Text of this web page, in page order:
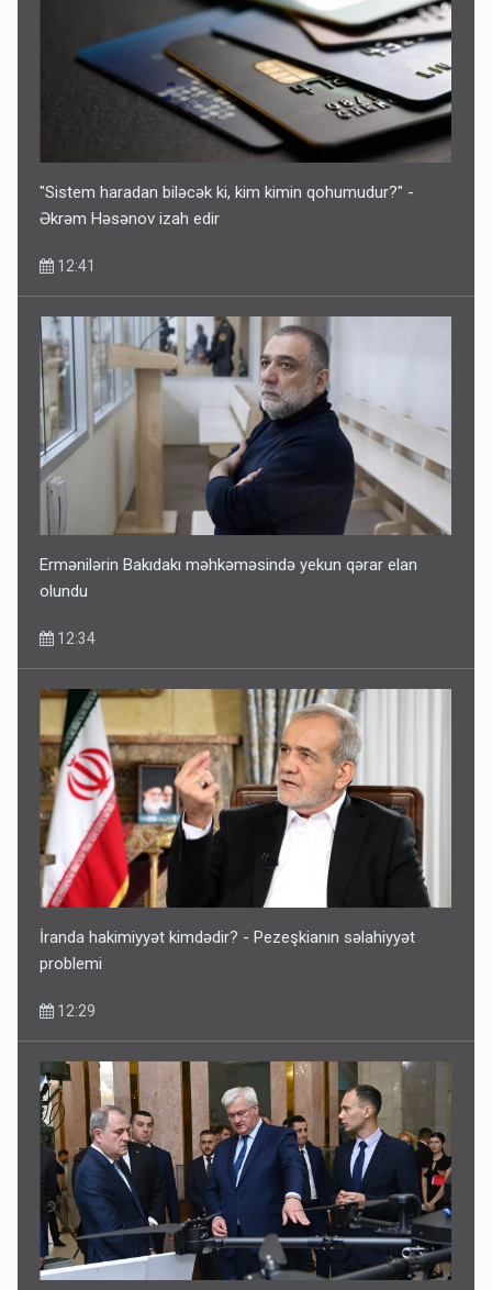
"Sistem haradan biləcək ki, kim kimin qohumudur?" -
Əkrəm Həsənov izah edir
12:41
Ermənilərin Bakıdakı məhkəməsində yekun qərar elan
olundu
12:34
İranda hakimiyyət kimdədir? - Pezeşkianın səlahiyyət
problemi
12:29